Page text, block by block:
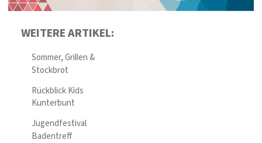
WEITERE ARTIKEL:
Sommer, Grillen &
Stockbrot
Rückblick Kids
Kunterbunt
Jugendfestival
Badentreff